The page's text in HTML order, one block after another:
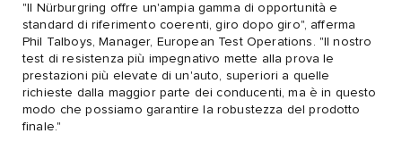
"Il Nürburgring offre un'ampia gamma di opportunità e
standard di riferimento coerenti, giro dopo giro", afferma
Phil Talboys, Manager, European Test Operations. "Il nostro
test di resistenza più impegnativo mette alla prova le
prestazioni più elevate di un'auto, superiori a quelle
richieste dalla maggior parte dei conducenti, ma è in questo
modo che possiamo garantire la robustezza del prodotto
finale."